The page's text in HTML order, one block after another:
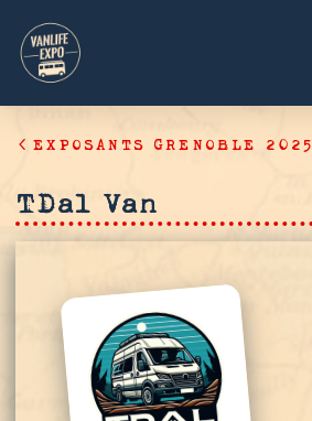
EXPOSANTS GRENOBLE 2025
TDal Van